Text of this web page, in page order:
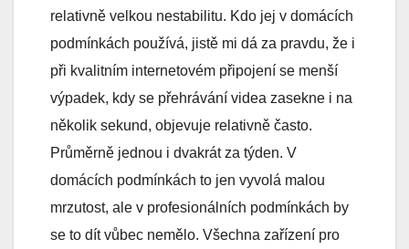
relativně velkou nestabilitu. Kdo jej v domácích
podmínkách používá, jistě mi dá za pravdu, že i
při kvalitním internetovém připojení se menší
výpadek, kdy se přehrávání videa zasekne i na
několik sekund, objevuje relativně často.
Průměrně jednou i dvakrát za týden. V
domácích podmínkách to jen vyvolá malou
mrzutost, ale v profesionálních podmínkách by
se to dít vůbec nemělo. Všechna zařízení pro